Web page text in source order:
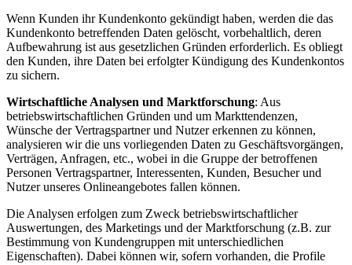
Wenn Kunden ihr Kundenkonto gekündigt haben, werden die das
Kundenkonto betreffenden Daten gelöscht, vorbehaltlich, deren
Aufbewahrung ist aus gesetzlichen Gründen erforderlich. Es obliegt
den Kunden, ihre Daten bei erfolgter Kündigung des Kundenkontos
zu sichern.
Wirtschaftliche Analysen und Marktforschung: Aus
betriebswirtschaftlichen Gründen und um Markttendenzen,
Wünsche der Vertragspartner und Nutzer erkennen zu können,
analysieren wir die uns vorliegenden Daten zu Geschäftsvorgängen,
Verträgen, Anfragen, etc., wobei in die Gruppe der betroffenen
Personen Vertragspartner, Interessenten, Kunden, Besucher und
Nutzer unseres Onlineangebotes fallen können.
Die Analysen erfolgen zum Zweck betriebswirtschaftlicher
Auswertungen, des Marketings und der Marktforschung (z.B. zur
Bestimmung von Kundengruppen mit unterschiedlichen
Eigenschaften). Dabei können wir, sofern vorhanden, die Profile